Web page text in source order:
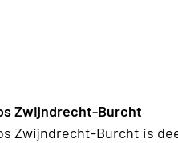
Zwijndrecht-Burcht
Zwijndrecht-Burcht is